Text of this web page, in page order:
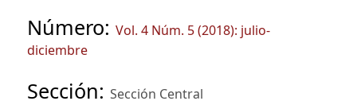
Número: Vol. 4 Núm. 5 (2018): julio-
diciembre
Sección: Sección Central